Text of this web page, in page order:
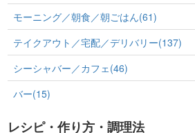
モーニング／朝食／朝ごはん(61)
テイクアウト／宅配／デリバリー(137)
シーシャバー／カフェ(46)
バー(15)
レシピ・作り方・調理法